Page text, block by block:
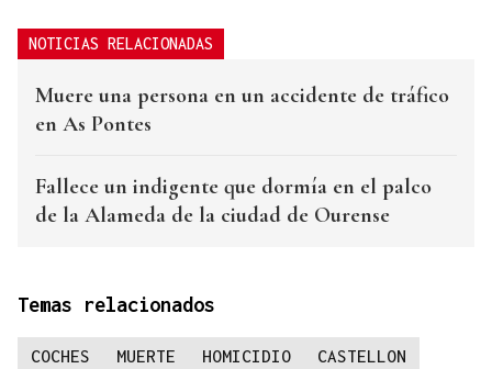
NOTICIAS RELACIONADAS
Muere una persona en un accidente de tráfico
en As Pontes
Fallece un indigente que dormía en el palco
de la Alameda de la ciudad de Ourense
Temas relacionados
COCHES MUERTE HOMICIDIO CASTELLON